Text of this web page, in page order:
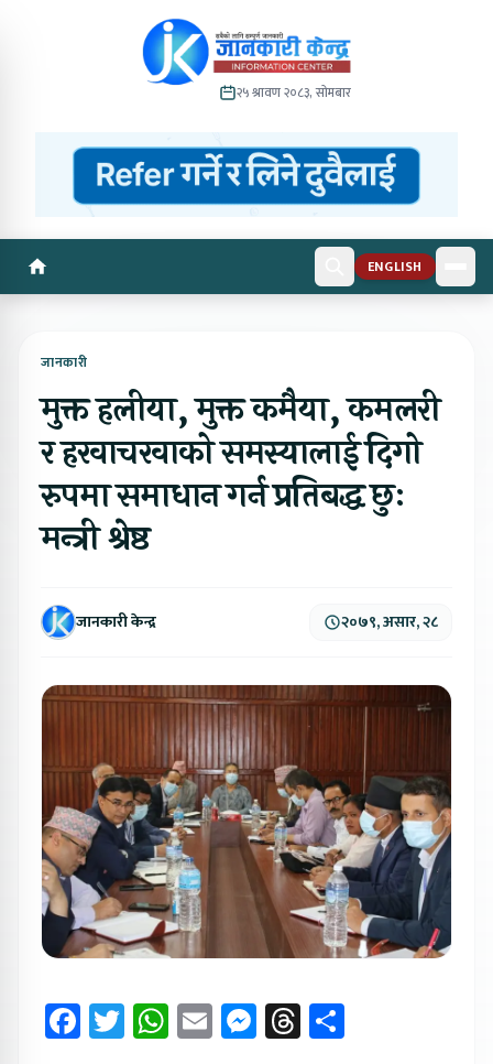
२५ श्रावण २०८३, सोमबार
ENGLISH
जानकारी
मुक्त हलीया, मुक्त कमैया, कमलरी
र हरवाचरवाको समस्यालाई दिगो
रुपमा समाधान गर्न प्रतिबद्ध छुः
मन्त्री श्रेष्ठ
जानकारी केन्द्र २०७९, असार, २८
Facebook
Twitter
WhatsApp
EmailMessenger
Threads